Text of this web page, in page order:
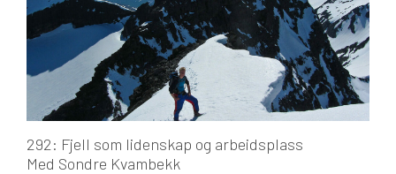
292: Fjell som lidenskap og arbeidsplass
Med Sondre Kvambekk